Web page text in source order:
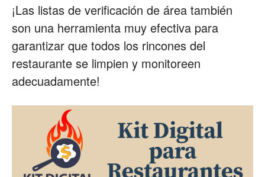
¡Las listas de verificación de área también
son una herramienta muy efectiva para
garantizar que todos los rincones del
restaurante se limpien y monitoreen
adecuadamente!